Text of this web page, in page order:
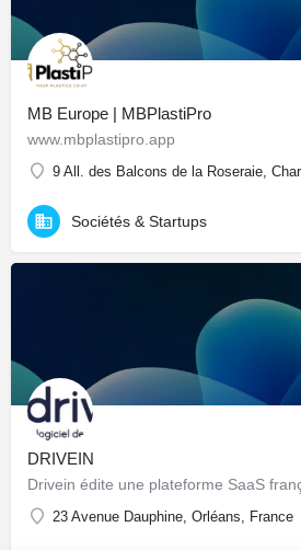
MB Europe | MBPlastiPro
www.mbplastipro.app
9 All. des Balcons de la Roseraie,
Sociétés & Startups
DRIVEIN
23 Avenue Dauphine, Orléans, France